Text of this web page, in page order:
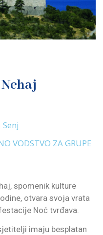
VODSTVO ZA GRUPE
spomenik kulture
otvara svoja vrata
Noć tvrđava.
imaju besplatan